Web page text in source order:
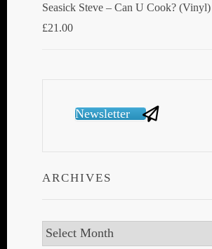
Seasick Steve ‎– Can U Cook? (Vinyl)
£21.00
Newsletter
ARCHIVES
Archives